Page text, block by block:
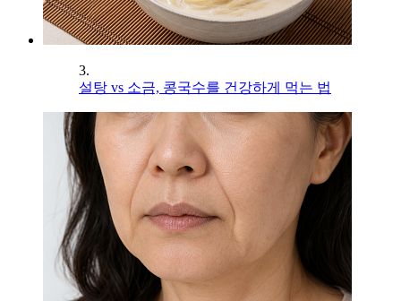
3.
설탕 vs 소금, 콩국수를 건강하게 먹는 법